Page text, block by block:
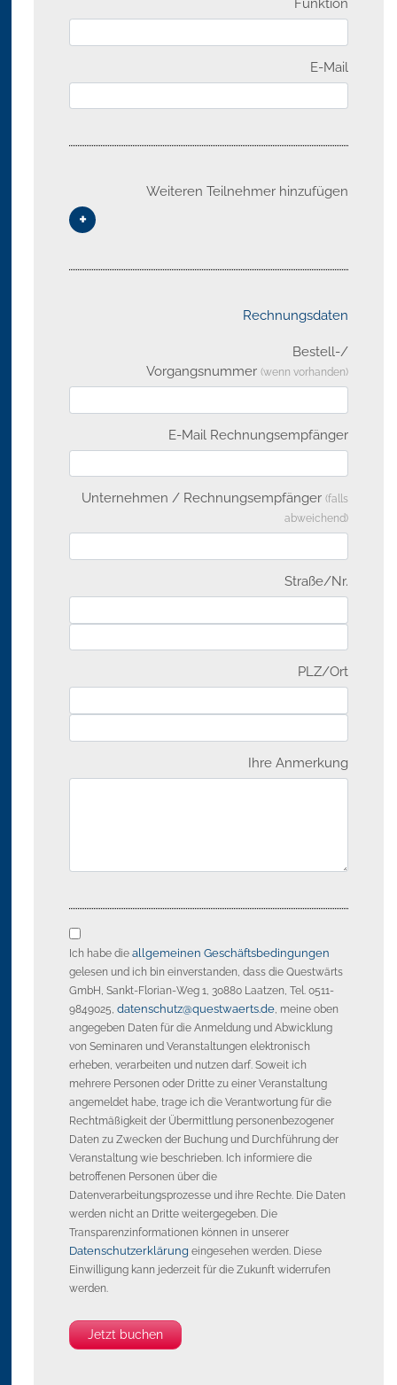
Funktion
E-Mail
Weiteren Teilnehmer hinzufügen
+
Rechnungsdaten
Bestell-/
Vorgangsnummer (wenn vorhanden)
E-Mail Rechnungsempfänger
Unternehmen / Rechnungsempfänger (falls
abweichend)
Straße/Nr.
PLZ/Ort
Ihre Anmerkung
Ich habe die allgemeinen Geschäftsbedingungen
gelesen und ich bin einverstanden, dass die Questwärts
GmbH, Sankt-Florian-Weg 1, 30880 Laatzen, Tel. 0511-
9849025, datenschutz@questwaerts.de, meine oben
angegeben Daten für die Anmeldung und Abwicklung
von Seminaren und Veranstaltungen elektronisch
erheben, verarbeiten und nutzen darf. Soweit ich
mehrere Personen oder Dritte zu einer Veranstaltung
angemeldet habe, trage ich die Verantwortung für die
Rechtmäßigkeit der Übermittlung personenbezogener
Daten zu Zwecken der Buchung und Durchführung der
Veranstaltung wie beschrieben. Ich informiere die
betroffenen Personen über die
Datenverarbeitungsprozesse und ihre Rechte. Die Daten
werden nicht an Dritte weitergegeben. Die
Transparenzinformationen können in unserer
Datenschutzerklärung eingesehen werden. Diese
Einwilligung kann jederzeit für die Zukunft widerrufen
werden.
Jetzt buchen